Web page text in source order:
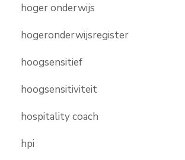
hoger onderwijs
hogeronderwijsregister
hoogsensitief
hoogsensitiviteit
hospitality coach
hpi